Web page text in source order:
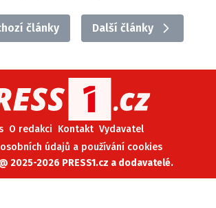
články Další články
O redakci Kontakt Vydavatel
údajů a používání cookies
2025-2026 PRESS1.cz a dodavatelé.